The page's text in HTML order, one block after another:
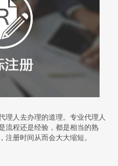
理人去办理的道理。专业代理人
流程还是经验，都是相当的熟
注册时间从而会大大缩短。